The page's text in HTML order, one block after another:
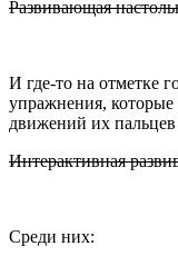
Развивающая
И где-то на отметке
упражнения, которые
движений их
Интерактивная
Среди них: